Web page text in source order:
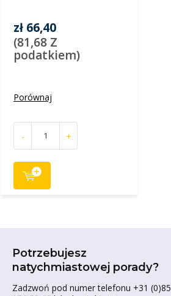
zł 66,40
(81,68 Z
podatkiem)
Porównaj
- +
Potrzebujesz
natychmiastowej porady?
Zadzwoń pod numer telefonu +31 (0)85